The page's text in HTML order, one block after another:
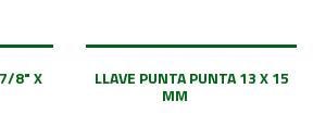
7/8" X LLAVE PUNTA PUNTA 13 X 15
MM